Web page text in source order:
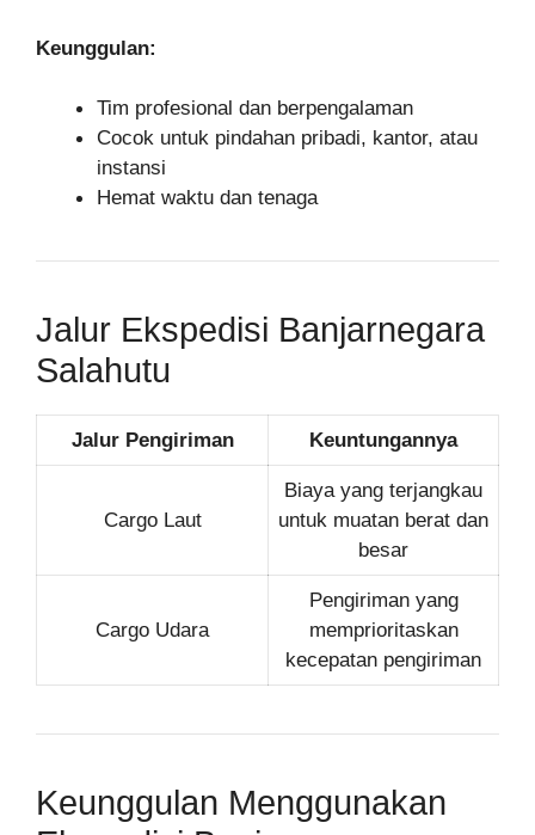
Keunggulan:
Tim profesional dan berpengalaman
Cocok untuk pindahan pribadi, kantor, atau
instansi
Hemat waktu dan tenaga
Jalur Ekspedisi Banjarnegara
Salahutu
Jalur Pengiriman Keuntungannya
Cargo Laut
Biaya yang terjangkau
untuk muatan berat dan
besar
Cargo Udara
Pengiriman yang
memprioritaskan
kecepatan pengiriman
Keunggulan Menggunakan